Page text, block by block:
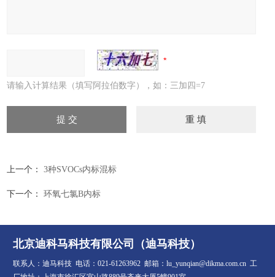
请输入计算结果（填写阿拉伯数字），如：三加四=7
上一个： 3种SVOCs内标混标
下一个： 环氧七氯B内标
北京迪科马科技有限公司（迪马科技）
联系人：迪马科技 电话：021-61263962 邮箱：lu_yunqian@dikma.com.cn 工